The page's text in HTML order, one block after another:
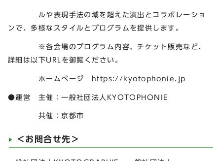
ルや表現手法の域を超えた演出とコラボレーショ
ンで、多様なスタイルとプログラムを提供します。
※各会場のプログラム内容、チケット販売など、
詳細は以下URLを御覧ください。
ホームページ https://kyotophonie.jp
●運営 主催：一般社団法人KYOTOPHONIE
共催：京都市
＜お問合せ先＞